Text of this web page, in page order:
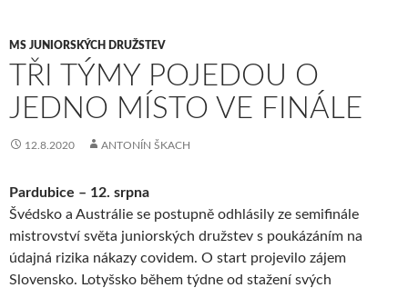
MS JUNIORSKÝCH DRUŽSTEV
TŘI TÝMY POJEDOU O
JEDNO MÍSTO VE FINÁLE
12.8.2020 ANTONÍN ŠKACH
Pardubice – 12. srpna
Švédsko a Austrálie se postupně odhlásily ze semifinále
mistrovství světa juniorských družstev s poukázáním na
údajná rizika nákazy covidem. O start projevilo zájem
Slovensko. Lotyšsko během týdne od stažení svých